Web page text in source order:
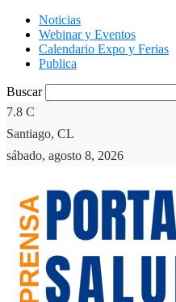
Noticias
Webinar y Eventos
Calendario Expo y Ferias
Publica
Buscar
7.8 C
Santiago, CL
sábado, agosto 8, 2026